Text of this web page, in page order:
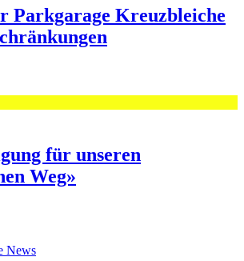
Parkgarage Kreuzbleiche
für unseren
Weg»
News